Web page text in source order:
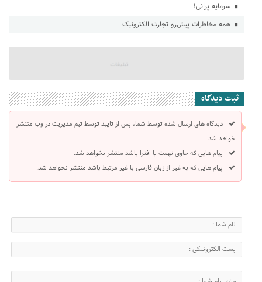
سرمایه پرانی!
همه مخاطرات پیش‌رو تجارت الکترونیک
ثبت دیدگاه
دیدگاه های ارسال شده توسط شما، پس از تایید توسط تیم مدیریت در وب منتشر
خواهد شد.
پیام هایی که حاوی تهمت یا افترا باشد منتشر نخواهد شد.
پیام هایی که به غیر از زبان فارسی یا غیر مرتبط باشد منتشر نخواهد شد.